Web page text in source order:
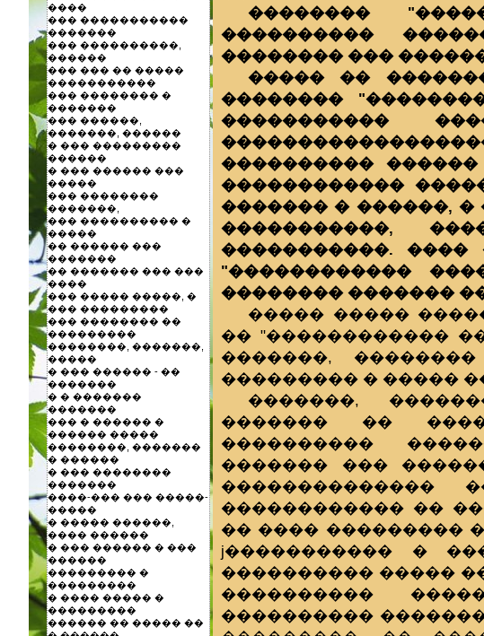
����
��� �����������
�������
��� ����������,
������
��� ��� �� �����
�����������
��� �������� �
�������
��� ������,
�������, ������
� ��� ���������
������
� ��� ������ ���
�����
��� ��������
�������,
��� ���������� �
�����
�� ������ ���
�������
�� ������� ��� ���
����
��� ����� �����, �
��� ���������
��� �������� ��
���������
��������, �������,
�����
� ��� ������ - ��
�������
� � �������
�������
��� � ������ �
������ �����
��������, �������
� ������
� ��� ��������
�������
����-��� ��� �����-
�����
� ����� ������,
���� ������
� ��� ������ � ���
������
��������� �
���������
� ���� ����� �
���������
������ �� ����� ��
��������
����������
�������� ���
����� ��
��������
�����������
����������
������������
������� � ������,
�����������,
�����������. ����
"������������
�������� �������
����� �����
�� "������������
�������,
��������� � �����
�������,
������� ��
����������
������� ���
��������������
������������ ��
�� ���� ���������
ϳ����������� �
���������� �����
����������
����������